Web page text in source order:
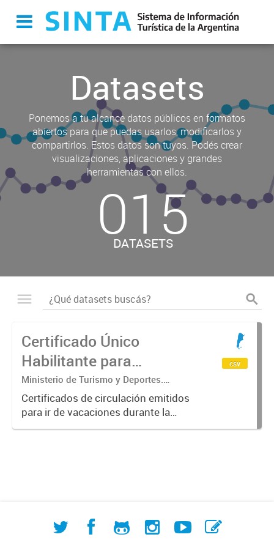
Datasets
Ponemos a tu alcance datos públicos en formatos
abiertos para que puedas usarlos, modificarlos y
compartirlos. Estos datos son tuyos. Podés crear
visualizaciones, aplicaciones y grandes
herramientas con ellos.
015
DATASETS
Certificado Único
Habilitante para
Circulación (CUHC) -
VERANO
Ministerio de Turismo y Deportes.
Subsecretaría de Desarrollo Estratégico.
Dirección Nacional de Mercados y
Estadística
Certificados de circulación emitidos
para ir de vacaciones durante la
emergencia sanitaria
csv